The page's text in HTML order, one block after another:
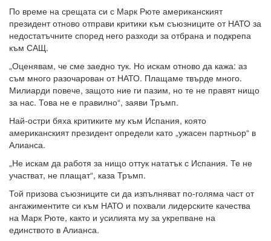
По време на срещата си с Марк Рюте американският
президент отново отправи критики към съюзниците от НАТО за
недостатъчните според него разходи за отбрана и подкрепа
към САЩ.
„Оценявам, че сме заедно тук. Но искам отново да кажа: аз
съм много разочарован от НАТО. Плащаме твърде много.
Милиарди повече, защото ние ги пазим, но те не правят нищо
за нас. Това не е правилно“, заяви Тръмп.
Най-остри бяха критиките му към Испания, която
американският президент определи като „ужасен партньор“ в
Алианса.
„Не искам да работя за нищо оттук нататък с Испания. Те не
участват, не плащат“, каза Тръмп.
Той призова съюзниците си да изпълняват по-голяма част от
ангажиментите си към НАТО и похвали лидерските качества
на Марк Рюте, както и усилията му за укрепване на
единството в Алианса.